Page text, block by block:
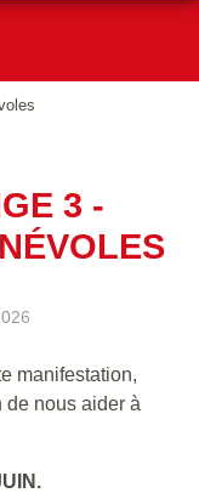
3 -
manifestation,
de nous aider à